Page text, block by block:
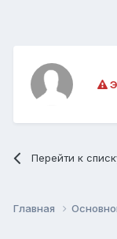
Перейти к
Главная